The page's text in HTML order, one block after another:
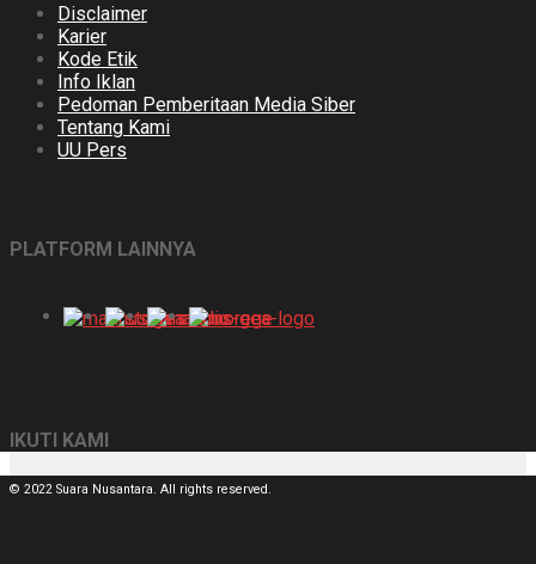
Disclaimer
Karier
Kode Etik
Info Iklan
Pedoman Pemberitaan Media Siber
Tentang Kami
UU Pers
PLATFORM LAINNYA
IKUTI KAMI
© 2022 Suara Nusantara. All rights reserved.